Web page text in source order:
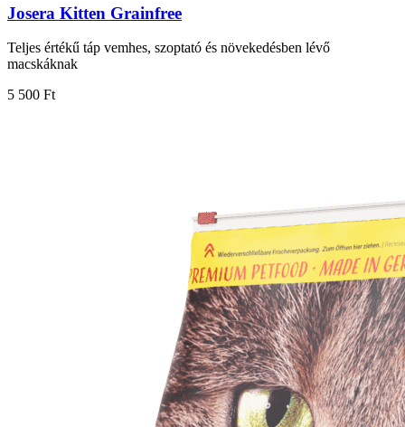
Josera Kitten Grainfree
Teljes értékű táp vemhes, szoptató és növekedésben lévő
macskáknak
5 500 Ft